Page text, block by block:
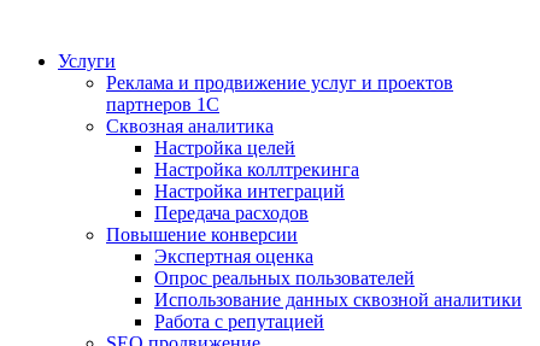
Услуги
Реклама и продвижение услуг и проектов
партнеров 1С
Сквозная аналитика
Настройка целей
Настройка коллтрекинга
Настройка интеграций
Передача расходов
Повышение конверсии
Экспертная оценка
Опрос реальных пользователей
Использование данных сквозной аналитики
Работа с репутацией